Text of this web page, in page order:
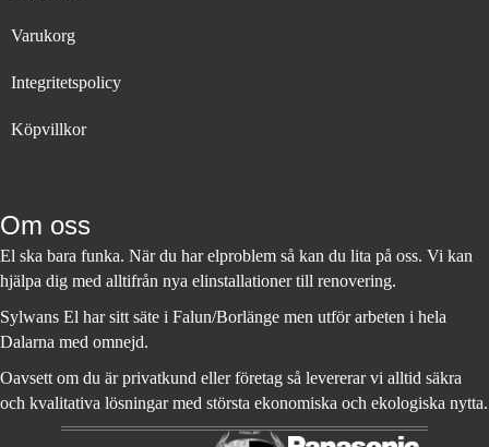
Varukorg
Integritetspolicy
Köpvillkor
Om oss
El ska bara funka. När du har elproblem så kan du lita på oss. Vi kan
hjälpa dig med alltifrån nya elinstallationer till renovering.
Sylwans El har sitt säte i Falun/Borlänge men utför arbeten i hela
Dalarna med omnejd.
Oavsett om du är privatkund eller företag så levererar vi alltid säkra
och kvalitativa lösningar med största ekonomiska och ekologiska nytta.